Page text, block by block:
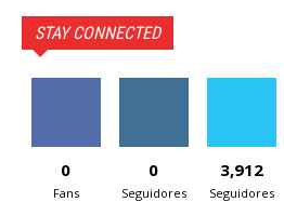
STAY CONNECTED
0
Fans
0
Seguidores
3,912
Seguidores